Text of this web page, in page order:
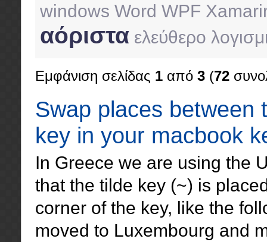
windows Word WPF
αόριστα ελεύθερο
Εμφάνιση σελίδας 1 από 3 (72
Swap places between
key in your macbook
In Greece we are using the
that the tilde key (~) is
corner of the key, like the
moved to Luxembourg and